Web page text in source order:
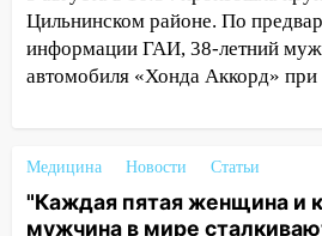
капремонт школы в селе
15:08 В Кузоватово
проверки обновили
14:40
На проспекте Гая
запретили остановку
50-метровом участке
Цильнинском районе. По
информации ГАИ, 38-летний
автомобиля «Хонда Аккорд» при
Медицина Новости Статьи
"Каждая пятая женщина и
мужчина в мире